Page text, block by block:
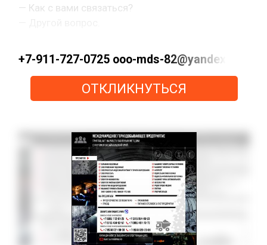
— Как с вами связаться?
+7-911-727-0725 ooo-mds-82@yandex.ru
ОТКЛИКНУТЬСЯ